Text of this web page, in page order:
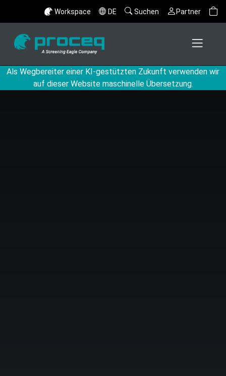
Workspace DE Suchen Partner
Als Wegbereiter einer KI-gestützten Zukunft verwenden wir
auf dieser Website maschinelle Übersetzung.